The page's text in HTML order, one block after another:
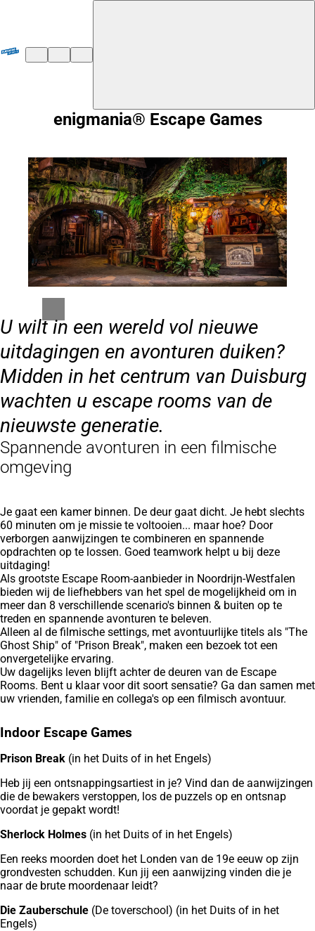
enigmania® Escape Games
U wilt in een wereld vol nieuwe
uitdagingen en avonturen duiken?
Midden in het centrum van Duisburg
wachten u escape rooms van de
nieuwste generatie.
Spannende avonturen in een filmische
omgeving
Je gaat een kamer binnen. De deur gaat dicht. Je hebt slechts
60 minuten om je missie te voltooien... maar hoe? Door
verborgen aanwijzingen te combineren en spannende
opdrachten op te lossen. Goed teamwork helpt u bij deze
uitdaging!
Als grootste Escape Room-aanbieder in Noordrijn-Westfalen
bieden wij de liefhebbers van het spel de mogelijkheid om in
meer dan 8 verschillende scenario's binnen & buiten op te
treden en spannende avonturen te beleven.
Alleen al de filmische settings, met avontuurlijke titels als "The
Ghost Ship" of "Prison Break", maken een bezoek tot een
onvergetelijke ervaring.
Uw dagelijks leven blijft achter de deuren van de Escape
Rooms. Bent u klaar voor dit soort sensatie? Ga dan samen met
uw vrienden, familie en collega's op een filmisch avontuur.
Indoor Escape Games
Prison Break (in het Duits of in het Engels)
Heb jij een ontsnappingsartiest in je? Vind dan de aanwijzingen
die de bewakers verstoppen, los de puzzels op en ontsnap
voordat je gepakt wordt!
Sherlock Holmes (in het Duits of in het Engels)
Een reeks moorden doet het Londen van de 19e eeuw op zijn
grondvesten schudden. Kun jij een aanwijzing vinden die je
naar de brute moordenaar leidt?
Die Zauberschule (De toverschool) (in het Duits of in het
Engels)